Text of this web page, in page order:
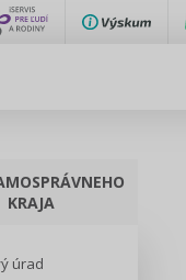
KRAJA
úrad